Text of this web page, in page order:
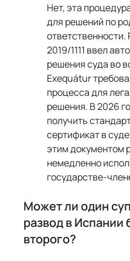
Нет, эта
для решений по
2019/1111 ввел
решения суда во
Exequátur
процесса для
решения. В 2026
получить
сертификат в
этим документом
немедленно
государстве-
Может ли один
развод в Испании
второго?